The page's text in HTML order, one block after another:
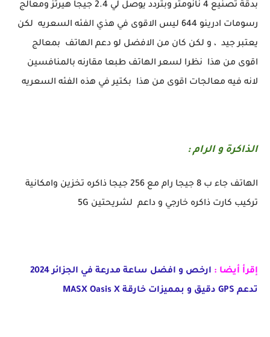
بدقة تصنيع 4 نانومتر وبتردد يوصل لي 2.4 جيجا هيرتز ومعالج
رسومات ادرينو 644 ليس الاقوى في هذي الفئه السعريه لكن
يعتبر جيد ، و لكن كان من الافضل لو دعم الهاتف بمعالج
اقوى من هذا نظرا لسعر الهاتف طبعا مقارنه بالمنافسين
لانه فيه معالجات اقوى من هذا بكتير في هذه الفئه السعريه
الذاكرة و الرام :
الهاتف جاء ب 8 جيجا رام مع 256 جيجا ذاكره تخزين وامكانية
تركيب كارت ذاكره خارجي و داعم لشريحتين 5G
إقرأ أيضا :
ارخص و افضل ساعة مدرعة في الجزائر 2024
تدعم GPS دقيق و بمميزات خارقة MASX Oasis X